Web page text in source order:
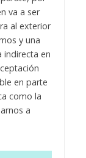
va a ser
al exterior
y una
indirecta en
en parte
como la
a